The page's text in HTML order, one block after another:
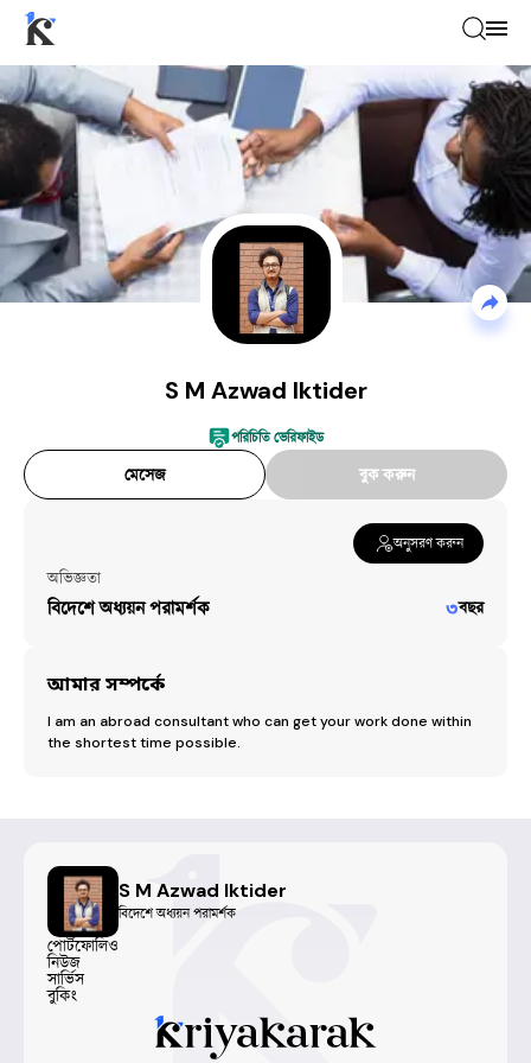
S M Azwad Iktider Abroad Study
S M Azwad Iktider
পরিচিতি ভেরিফাইড
মেসেজ বুক করুন
অনুসরণ করুন
অভিজ্ঞতা
বিদেশে অধ্যয়ন পরামর্শক ৩বছর
আমার সম্পর্কে
I am an abroad consultant who can get your work done within
the shortest time possible.
S M Azwad Iktider
বিদেশে অধ্যয়ন পরামর্শক
পোর্টফোলিও
নিউজ
সার্ভিস
বুকিং